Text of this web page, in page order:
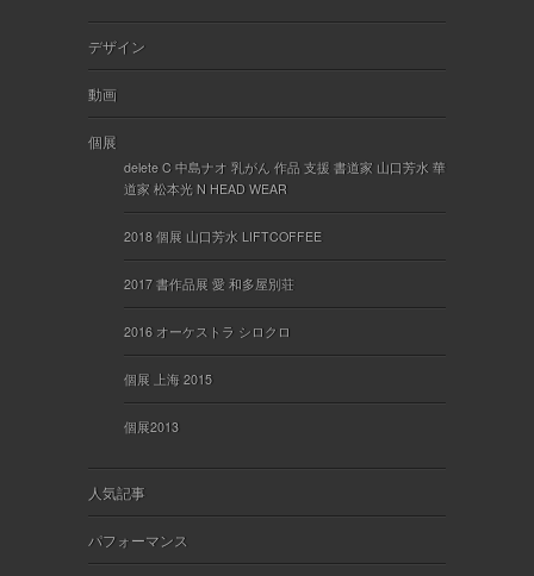
デザイン
動画
個展
delete C 中島ナオ 乳がん 作品 支援 書道家 山口芳水 華
道家 松本光 N HEAD WEAR
2018 個展 山口芳水 LIFTCOFFEE
2017 書作品展 愛 和多屋別荘
2016 オーケストラ シロクロ
個展 上海 2015
個展2013
人気記事
パフォーマンス